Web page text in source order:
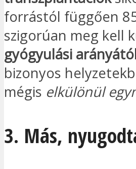
forrástól függően
szigorúan meg kell
gyógyulási
bizonyos
mégis elkülönül
3. Más,